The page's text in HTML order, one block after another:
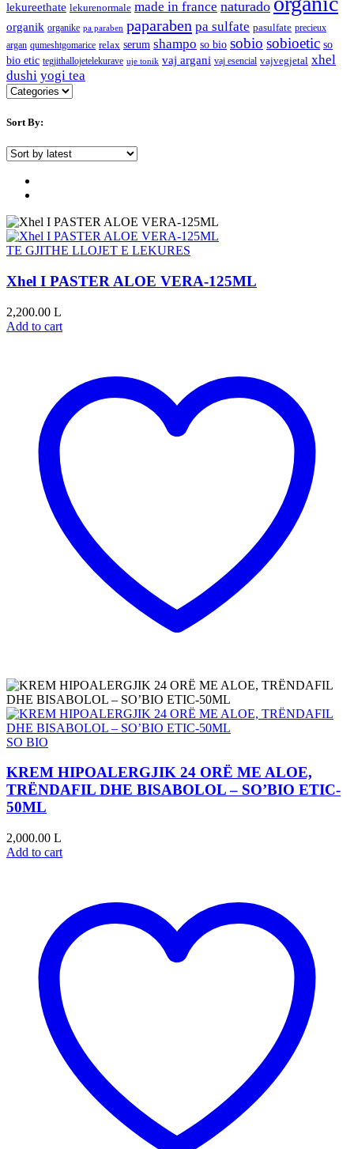
lekureethate lekurenormale made in france naturado
organik organike pa paraben paparaben pa sulfate pasulfate precieux
argan qumeshtgomarice relax serum shampo so bio sobio sobioetic so
bio etic tegjithallojetelekurave uje tonik vaj argani vaj esencial vajvegjetal xhel
dushi yogi tea
Sort By:
TE GJITHE LLOJET E LEKURES
Xhel I PASTER ALOE VERA-125ML
2,200.00 L
Add to cart
SO BIO
KREM HIPOALERGJIK 24 ORË ME ALOE,
TRËNDAFIL DHE BISABOLOL – SO’BIO ETIC-
50ML
2,000.00 L
Add to cart